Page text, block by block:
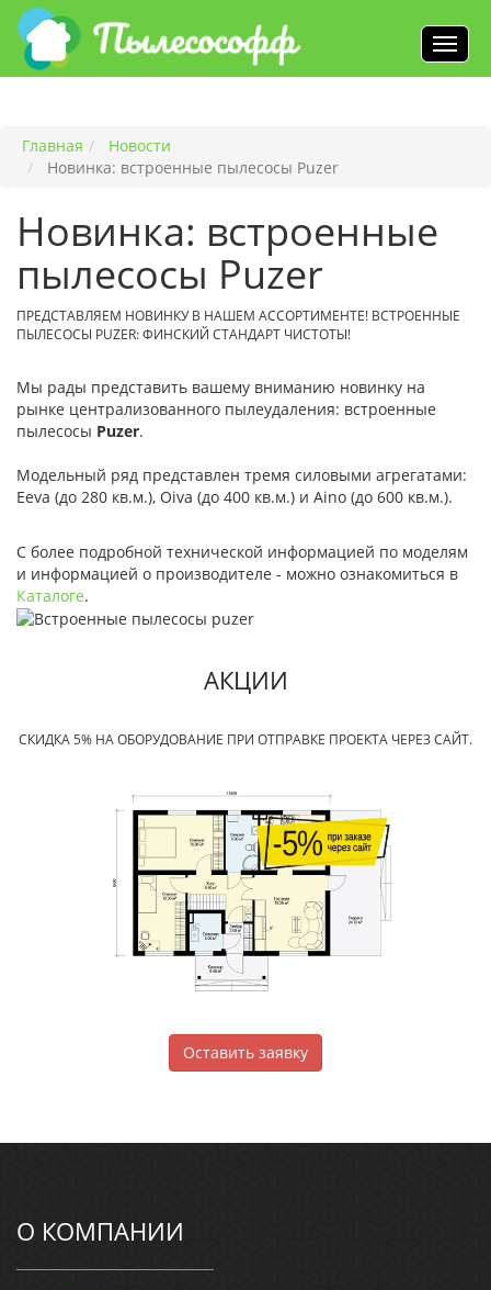
Главная
Новости
Новинка: встроенные пылесосы Puzer
Новинка: встроенные
пылесосы Puzer
ПРЕДСТАВЛЯЕМ НОВИНКУ В НАШЕМ АССОРТИМЕНТЕ! ВСТРОЕННЫЕ
ПЫЛЕСОСЫ PUZER: ФИНСКИЙ СТАНДАРТ ЧИСТОТЫ!
Мы рады представить вашему вниманию новинку на
рынке централизованного пылеудаления: встроенные
пылесосы Puzer.
Модельный ряд представлен тремя силовыми агрегатами:
Eeva (до 280 кв.м.), Oiva (до 400 кв.м.) и Aino (до 600 кв.м.).
С более подробной технической информацией по моделям
и информацией о производителе - можно ознакомиться в
Каталоге.
АКЦИИ
СКИДКА 5% НА ОБОРУДОВАНИЕ ПРИ ОТПРАВКЕ ПРОЕКТА ЧЕРЕЗ САЙТ.
Оставить заявку
О КОМПАНИИ